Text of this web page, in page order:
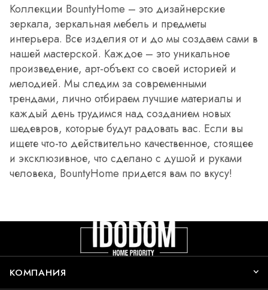
Коллекции BountyHome – это дизайнерские
зеркала, зеркальная мебель и предметы
интерьера. Все изделия от и до мы создаем сами в
нашей мастерской. Каждое – это уникальное
произведение, арт-объект со своей историей и
мелодией. Мы следим за современными
трендами, лично отбираем лучшие материалы и
каждый день трудимся над созданием новых
шедевров, которые будут радовать вас. Если вы
ищете что-то действительно качественное, стоящее
и эксклюзивное, что сделано с душой и руками
человека, BountyHome придется вам по вкусу!
КОМПАНИЯ